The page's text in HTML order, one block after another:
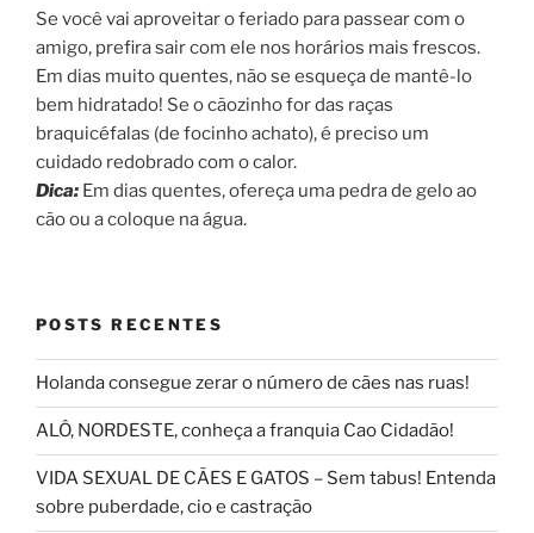
Se você vai aproveitar o feriado para passear com o
amigo, prefira sair com ele nos horários mais frescos.
Em dias muito quentes, não se esqueça de mantê-lo
bem hidratado! Se o cãozinho for das raças
braquicéfalas (de focinho achato), é preciso um
cuidado redobrado com o calor.
Dica: Em dias quentes, ofereça uma pedra de gelo ao
cão ou a coloque na água.
POSTS RECENTES
Holanda consegue zerar o número de cães nas ruas!
ALÔ, NORDESTE, conheça a franquia Cao Cidadão!
VIDA SEXUAL DE CÃES E GATOS – Sem tabus! Entenda
sobre puberdade, cio e castração